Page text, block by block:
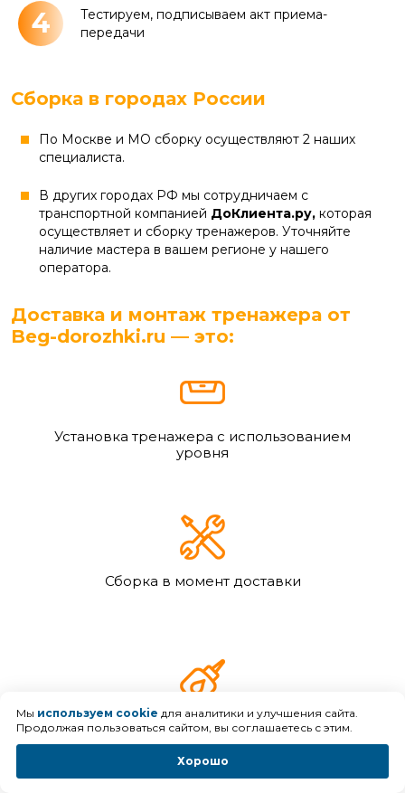
4
Тестируем, подписываем акт приема-
передачи
Сборка в городах России
По Москве и МО сборку осуществляют 2 наших
специалиста.
В других городах РФ мы сотрудничаем с
транспортной компанией ДоКлиента.ру, которая
осуществляет и сборку тренажеров. Уточняйте
наличие мастера в вашем регионе у нашего
оператора.
Доставка и монтаж тренажера от
Beg-dorozhki.ru — это:
Установка тренажера с использованием
уровня
Сборка в момент доставки
Смазка направляющих силиконом
Мы используем cookie для аналитики и улучшения сайта.
Продолжая пользоваться сайтом, вы соглашаетесь с этим.
Хорошо